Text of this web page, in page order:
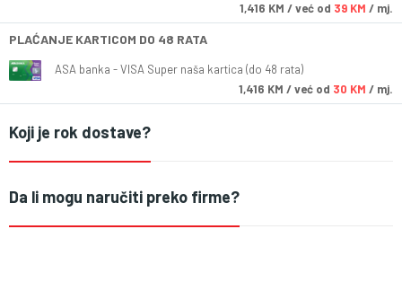
1,416 KM / već od 39 KM / mj.
PLAĆANJE KARTICOM DO 48 RATA
ASA banka - VISA Super naša kartica (do 48 rata)
1,416 KM / već od 30 KM / mj.
Koji je rok dostave?
Da li mogu naručiti preko firme?